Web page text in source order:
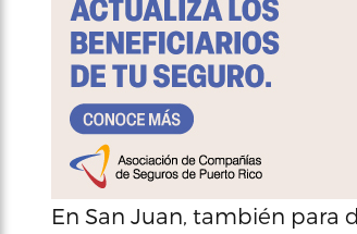
En San Juan, también para